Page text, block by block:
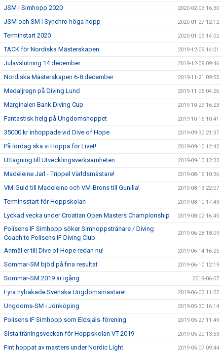
JSM i Simhopp 2020 2020-02-03 16:30
JSM och SM i Synchro höga hopp 2020-01-27 12:12
Terminstart 2020 2020-01-09 14:02
TACK för Nordiska Mästerskapen 2019-12-09 14:01
Julavslutning 14 december 2019-12-09 09:46
Nordiska Mästerskapen 6-8 december 2019-11-21 09:55
Medaljregn på Diving Lund 2019-11-05 04:26
Marginalen Bank Diving Cup 2019-10-29 16:23
Fantastisk helg på Ungdomshoppet 2019-10-16 10:41
35000 kr inhoppade vid Dive of Hope 2019-09-30 21:37
På lördag ska vi Hoppa för Livet! 2019-09-10 12:42
Uttagning till Utvecklingsverksamheten 2019-09-10 12:33
Madeleine Jarl - Trippel Världsmästare! 2019-08-19 10:36
VM-Guld till Madeleine och VM-Brons till Gunilla! 2019-08-13 22:07
Terminsstart för Hoppskolan 2019-08-10 17:43
Lyckad vecka under Croatian Open Masters Championship 2019-08-02 16:45
Polisens IF Simhopp söker Simhoppstränare / Diving
Coach to Polisens IF Diving Club
2019-06-28 18:09
Anmäl er till Dive of Hope redan nu! 2019-06-14 16:25
Sommar-SM bjöd på fina resultat 2019-06-10 12:19
Sommar-SM 2019 är igång 2019-06-07
Fyra nybakade Svenska Ungdomsmästare! 2019-06-03 11:22
Ungdoms-SM i Jönköping 2019-05-30 16:14
Polisens IF Simhopp som Eldsjäls-förening 2019-05-27 11:49
Sista träningsveckan för Hoppskolan VT 2019 2019-05-20 13:53
Fint hoppat av masters under Nordic Light 2019-05-07 09:44